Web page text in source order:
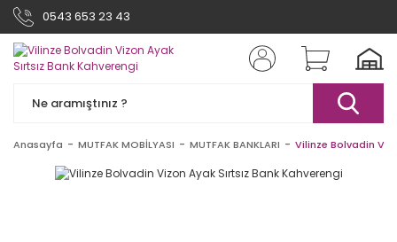
0543 653 23 43
Anasayfa MUTFAK MOBİLYASI MUTFAK BANKLARI Vilinze Bolvadin